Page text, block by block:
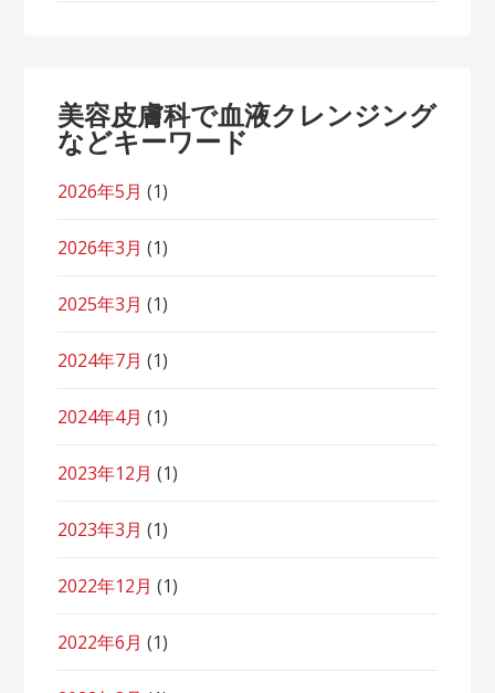
美容皮膚科で血液クレンジング
などキーワード
2026年5月 (1)
2026年3月 (1)
2025年3月 (1)
2024年7月 (1)
2024年4月 (1)
2023年12月 (1)
2023年3月 (1)
2022年12月 (1)
2022年6月 (1)